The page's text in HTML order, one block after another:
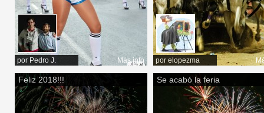
por Pedro J. Más info por elopezma
Feliz 2018!!! Se acabó la feria